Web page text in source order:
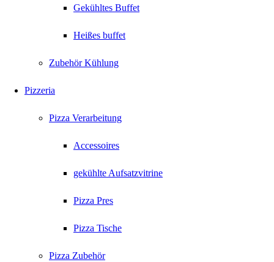
Gekühltes Buffet
Heißes buffet
Zubehör Kühlung
Pizzeria
Pizza Verarbeitung
Accessoires
gekühlte Aufsatzvitrine
Pizza Pres
Pizza Tische
Pizza Zubehör